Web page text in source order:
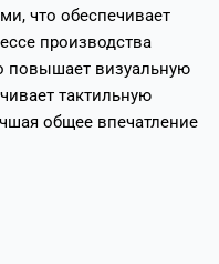
что обеспечивает
производства
повышает визуальную
тактильную
общее впечатление